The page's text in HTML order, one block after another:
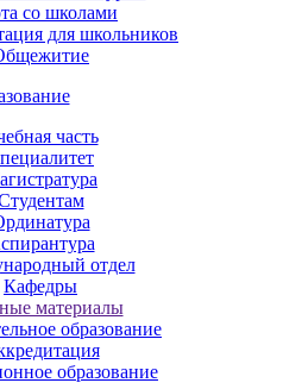
со школами
для школьников
часть
отдел
Кафедры
материалы
образование
образование